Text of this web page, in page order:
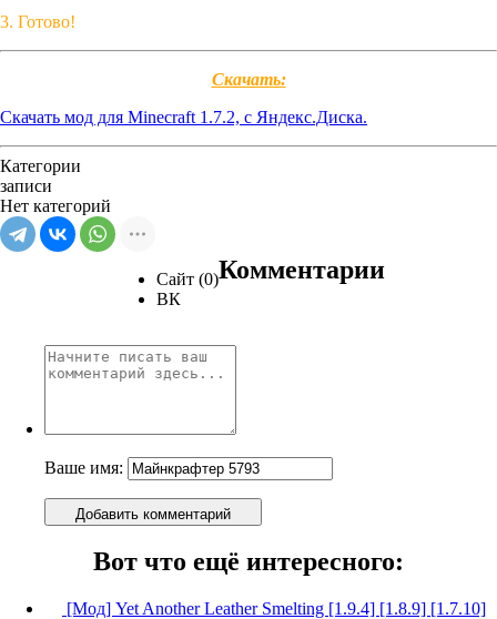
3. Готово!
Скачать:
Скачать мод для Minecraft 1.7.2, с Яндекс.Диска.
Категории
записи
Нет категорий
Сайт (0)
ВК
Комментарии
Ваше имя:
Добавить комментарий
Вот что ещё интересного:
[Мод] Yet Another Leather Smelting [1.9.4] [1.8.9] [1.7.10]